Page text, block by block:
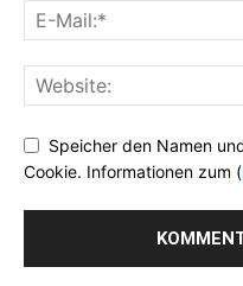
Speicher den Namen
Cookie. Informationen zum (